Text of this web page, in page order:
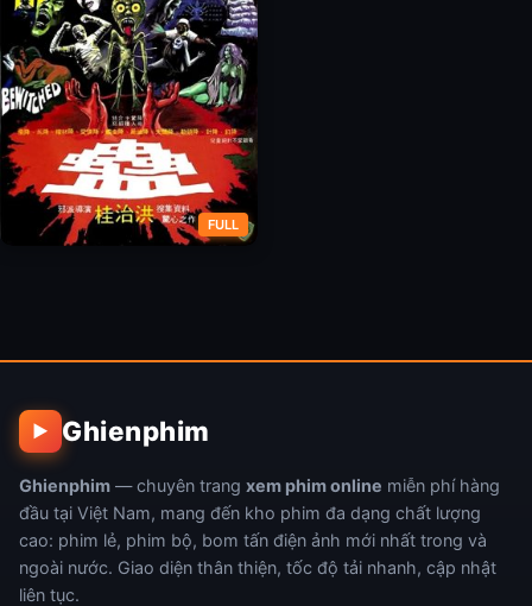
FULL
▶ Ghienphim
Ghienphim — chuyên trang xem phim online miễn phí hàng
đầu tại Việt Nam, mang đến kho phim đa dạng chất lượng
cao: phim lẻ, phim bộ, bom tấn điện ảnh mới nhất trong và
ngoài nước. Giao diện thân thiện, tốc độ tải nhanh, cập nhật
liên tục.